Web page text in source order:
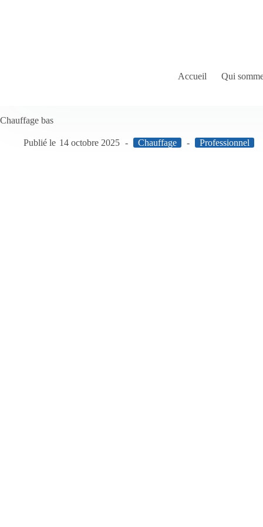
Accueil Qui
Chauffage bas
14 octobre 2025 Chauffage Professionnel